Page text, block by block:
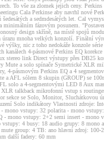
To vše za zlomek jejich ceny.
Cala Perkinse aby navrhl nové
a sedmdesátých let. Cal
minimálním fázovým posunem.
design skříně, na místě spojů
úrazu mnoha velkých konzolí. Finální
výšky, nic z toho nedokáže konzole
kanálech 4-pásmové Perkins EQ
stereo link Direct výstupy přes DB25
Mute a solo spínače Symetrické XLR
4-pásmovým Perkins EQ a 4
a AFL sólem 8 skupin (GROUP) se
solo a 4-segmentovými LED 8 Aux
talkback mikrofonní vstup s
sekce se Solo, Monitor, Sluchátkovou
Solo indikátory Vlastnosti zdroje:
- mono vstupy: 32 polarita - mono
- mono vstupy: 2+2 semi insert - mono
vstupy: 4 busy: 18 audio grupy: 8
mute group: 4 TB: ano hlavní zdroj:
další fadery: 60 mm